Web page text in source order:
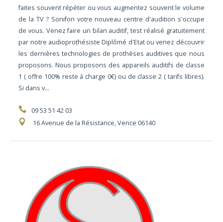
faites souvent répéter ou vous augmentez souvent le volume
de la TV ? Sonifon votre nouveau centre d'audition s'occupe
de vous. Venez faire un bilan auditif, test réalisé gratuitement
par notre audioprothésiste Diplômé d'Etat ou venez découvrir
les dernières technologies de prothèses auditives que nous
proposons. Nous proposons des appareils auditifs de classe
1 ( offre 100% reste à charge 0€) ou de classe 2 ( tarifs libres).
Si dans v...
09 53 51 42 03
16 Avenue de la Résistance, Vence 06140